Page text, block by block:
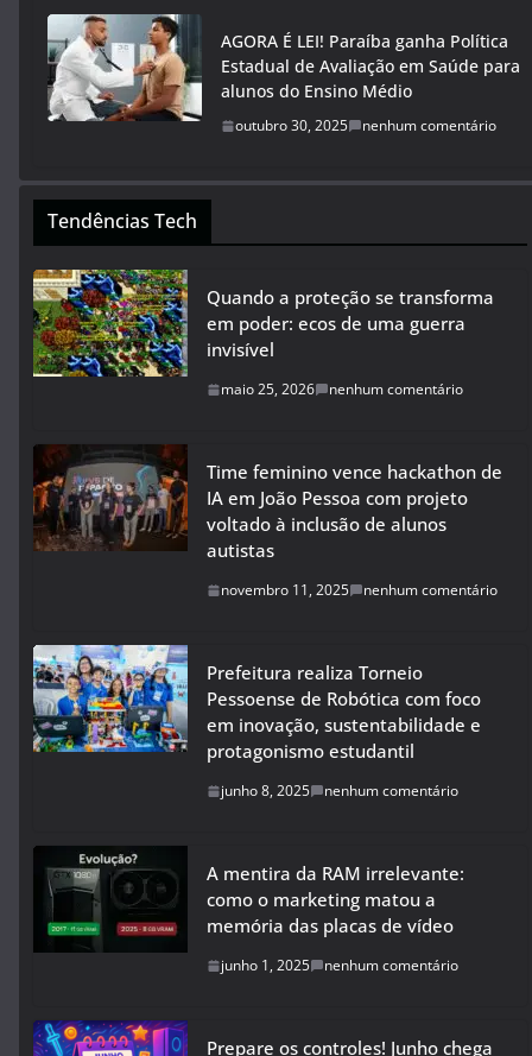
AGORA É LEI! Paraíba ganha Política
Estadual de Avaliação em Saúde para
alunos do Ensino Médio
outubro 30, 2025 nenhum comentário
Tendências Tech
Quando a proteção se transforma
em poder: ecos de uma guerra
invisível
maio 25, 2026 nenhum comentário
Time feminino vence hackathon de
IA em João Pessoa com projeto
voltado à inclusão de alunos
autistas
novembro 11, 2025 nenhum comentário
Prefeitura realiza Torneio
Pessoense de Robótica com foco
em inovação, sustentabilidade e
protagonismo estudantil
junho 8, 2025 nenhum comentário
A mentira da RAM irrelevante:
como o marketing matou a
memória das placas de vídeo
junho 1, 2025 nenhum comentário
Prepare os controles! Junho chega